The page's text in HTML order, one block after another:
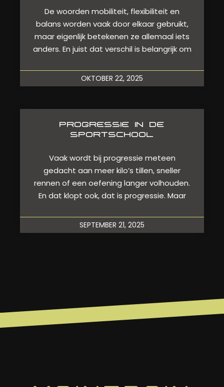
De woorden mobiliteit, flexibiliteit en
balans worden vaak door elkaar gebruikt,
maar eigenlijk betekenen ze allemaal iets
anders. En juist dat verschil is belangrijk om
OKTOBER 22, 2025
PROGRESSIE IN DE
SPORTSCHOOL
Vaak wordt bij progressie meteen
gedacht aan meer kilo’s tillen, sneller
rennen of een oefening langer volhouden.
En dat klopt ook, dat is progressie. Maar
SEPTEMBER 21, 2025